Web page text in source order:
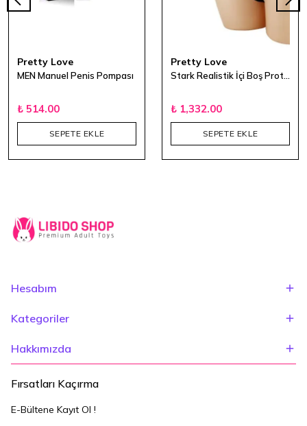
Pretty Love
MEN Manuel Penis Pompası
₺ 514.00
SEPETE EKLE
Pretty Love
₺ 1,332.00
SEPETE EKLE
Hesabım
Kategoriler
Hakkımızda
Fırsatları Kaçırma
E-Bültene Kayıt Ol !